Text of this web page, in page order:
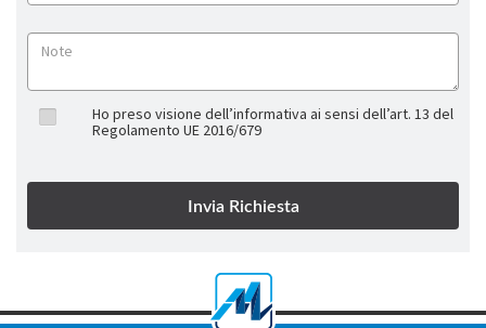
Ho preso visione dell’informativa ai sensi dell’art. 13 del
Regolamento UE 2016/679